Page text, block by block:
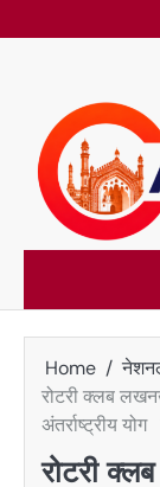
to
Home
रोटरी क्लब
अंतर्राष्ट्रीय
रोटरी